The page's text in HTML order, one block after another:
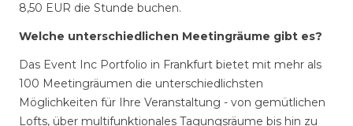
8,50 EUR die Stunde buchen.
Welche unterschiedlichen Meetingräume gibt es?
Das Event Inc Portfolio in Frankfurt bietet mit mehr als
100 Meetingräumen die unterschiedlichsten
Möglichkeiten für Ihre Veranstaltung - von gemütlichen
Lofts, über multifunktionales Tagungsräume bis hin zu